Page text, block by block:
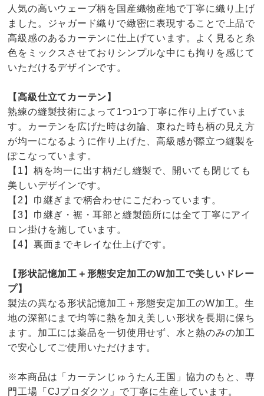
人気の高いウェーブ柄を国産織物産地で丁寧に織り上げ
ました。ジャガード織りで緻密に表現することで上品で
高級感のあるカーテンに仕上げています。よく見ると糸
色をミックスさせておりシンプルな中にも拘りを感じて
いただけるデザインです。
【高級仕立てカーテン】
熟練の縫製技術によって1つ1つ丁寧に作り上げていま
す。カーテンを広げた時は勿論、束ねた時も柄の見え方
が均一になるように作り上げた、高級感が際立つ縫製を
ぽこなっています。
【1】柄を均一に出す柄だし縫製で、開いても閉じても
美しいデザインです。
【2】巾継ぎまで柄合わせにこだわっています。
【3】巾継ぎ・裾・耳部と縫製箇所には全て丁寧にアイ
ロン掛けを施しています。
【4】裏面までキレイな仕上げです。
【形状記憶加工＋形態安定加工のW加工で美しいドレー
プ】
製法の異なる形状記憶加工＋形態安定加工のW加工。生
地の深部にまで均等に熱を加え美しい形状を長期に保ち
ます。加工には薬品を一切使用せず、水と熱のみの加工
で安心してご使用いただけます。
※本商品は「カーテンじゅうたん王国」協力のもと、専
門工場「CJプロダクツ」で丁寧に生産しています。